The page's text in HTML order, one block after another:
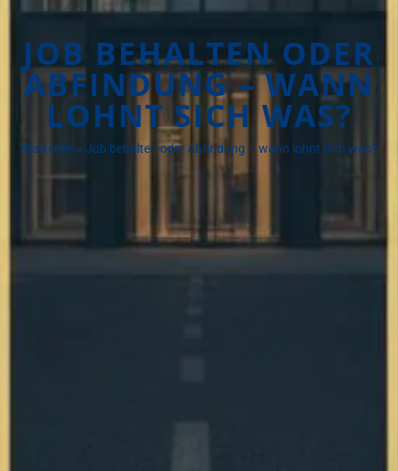
JOB BEHALTEN ODER
ABFINDUNG – WANN
LOHNT SICH WAS?
Startseite » Job behalten oder Abfindung – wann lohnt sich was?